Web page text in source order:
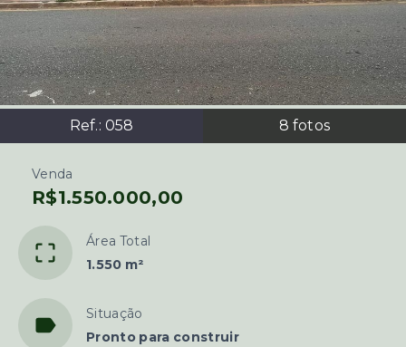
Ref.: 058 8 fotos
Venda
R$1.550.000,00
Área Total
1.550 m²
Situação
Pronto para construir